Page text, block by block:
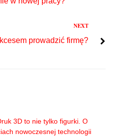
NEXT
prowadzić firmę?
3D to nie tylko figurki. O
nowoczesnej technologii